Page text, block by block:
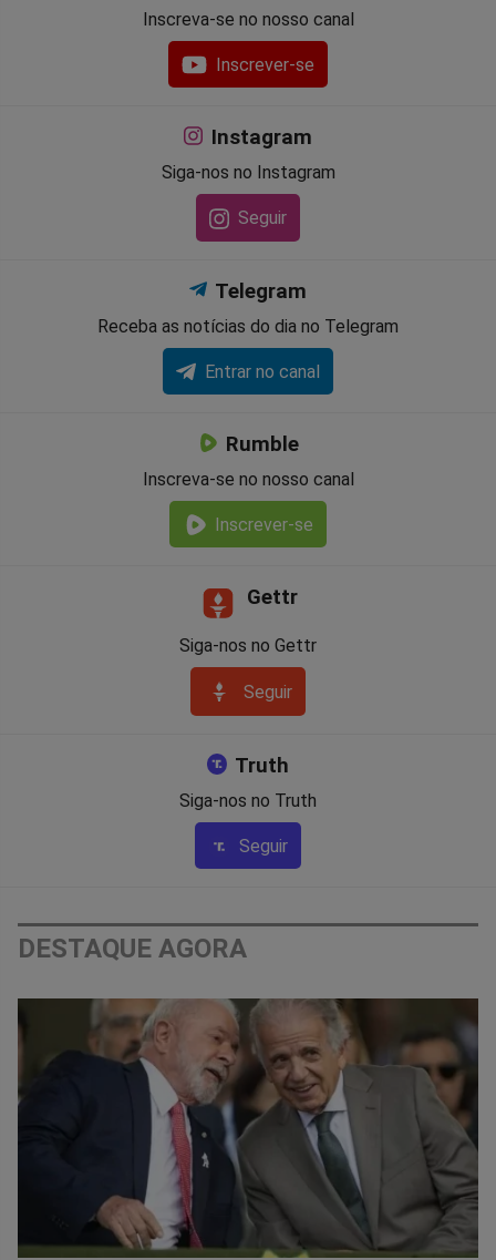
Inscreva-se no nosso canal
Inscrever-se
Instagram
Siga-nos no Instagram
Seguir
Telegram
Receba as notícias do dia no Telegram
Entrar no canal
Rumble
Inscreva-se no nosso canal
Inscrever-se
Gettr
Siga-nos no Gettr
Seguir
Truth
Siga-nos no Truth
Seguir
DESTAQUE AGORA